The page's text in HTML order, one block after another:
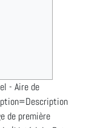
- Aire de
de première